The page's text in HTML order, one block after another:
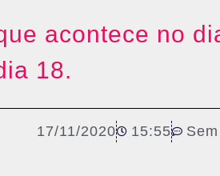
acontece no
18.
17/11/2020 15:55